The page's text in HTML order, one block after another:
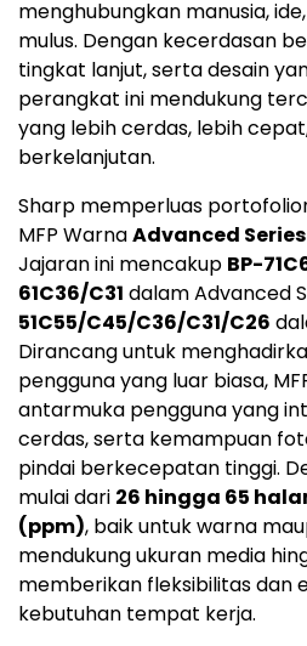
menghubungkan manusia,
mulus. Dengan kecerdasan
tingkat lanjut, serta desain
perangkat ini mendukung
yang lebih cerdas, lebih
berkelanjutan.
Sharp memperluas
MFP WarnaAdvanced Series
Jajaran ini mencakup BP-
61C36/C31 dalam Advanced
51C55/C45/C36/C31/C26
Dirancang untuk
pengguna yang luar biasa,
antarmuka pengguna yang
cerdas, serta kemampuan
pindai berkecepatan tinggi.
mulai dari 26 hingga 65
(ppm), baik untuk warna
mendukung ukuran media
memberikan fleksibilitas dan
kebutuhan tempat kerja.